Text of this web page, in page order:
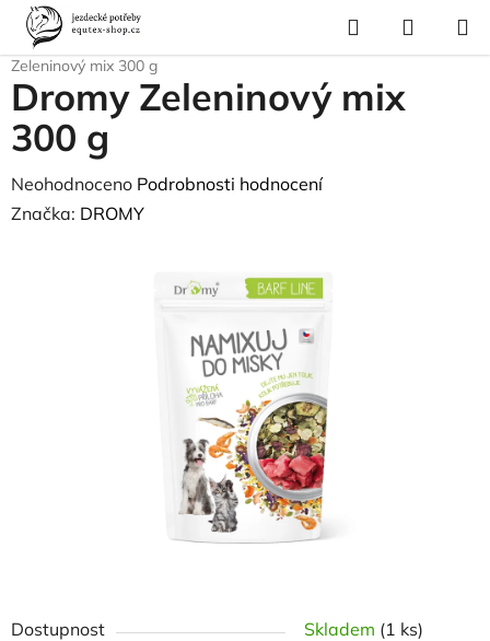
Přejít
obsah
Hledat
KOŠÍK
Domů
Pes a kočka
Zeleninový mix 300 g
Dostupnost Skladem (1 ks)
Dromy Zeleninový mix
300 g
Průměrné
hodnocení
Neohodnoceno Podrobnosti hodnocení
Značka: DROMY